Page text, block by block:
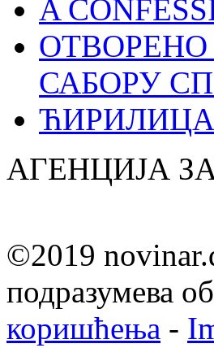
A
САБОРУ
АГЕНЦИЈА
©2019
подразумева
коришћења -